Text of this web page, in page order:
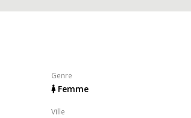
Genre
Femme
Ville